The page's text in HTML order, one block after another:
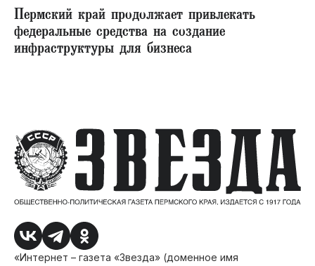
Пермский край продолжает привлекать
федеральные средства на создание
инфраструктуры для бизнеса
«Интернет – газета «Звезда» (доменное имя